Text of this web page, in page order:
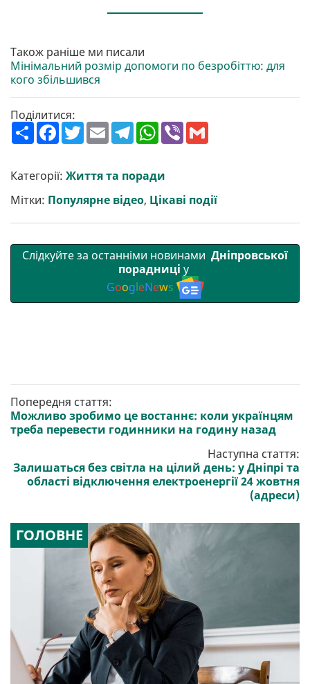
Також раніше ми писали
Мінімальний розмір допомоги по безробіттю: для
кого збільшився
Поділитися:
П
о
р
и
т
и
F
a
b
o
o
k
T
w
t
e
r
E
m
l
T
e
g
r
a
m
W
h
s
A
p
p
V
Категорії: Життя та поради
Мітки: Популярне відео, Цікаві події
Слідкуйте за останніми новинами Дніпровської
порадниці у
GoogleNews
Попередня стаття:
Можливо зробимо це востаннє: коли українцям
треба перевести годинники на годину назад
Наступна стаття:
Залишаться без світла на цілий день: у Дніпрі та
області відключення електроенергії 24 жовтня
(адреси)
ГОЛОВНЕ